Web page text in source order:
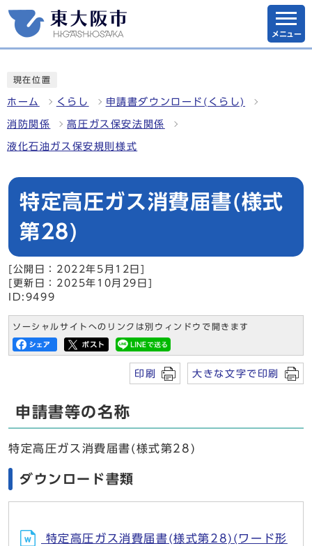
メニュー
現在位置
ホーム くらし 申請書ダウンロード(くらし)
消防関係 高圧ガス保安法関係
液化石油ガス保安規則様式
特定高圧ガス消費届書(様式
第28)
[公開日：2022年5月12日]
[更新日：2025年10月29日]
ID:9499
ソーシャルサイトへのリンクは別ウィンドウで開きます
印刷 大きな文字で印刷
申請書等の名称
特定高圧ガス消費届書(様式第28)
ダウンロード書類
特定高圧ガス消費届書(様式第28)(ワード形